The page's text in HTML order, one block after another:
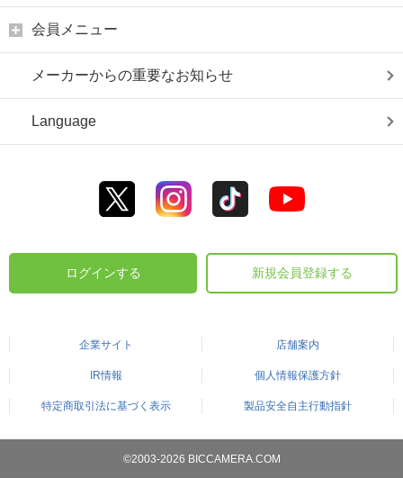
会員メニュー
メーカーからの重要なお知らせ
Language
ログインする 新規会員登録する
企業サイト 店舗案内
IR情報 個人情報保護方針
特定商取引法に基づく表示 製品安全自主行動指針
©2003-2026 BICCAMERA.COM